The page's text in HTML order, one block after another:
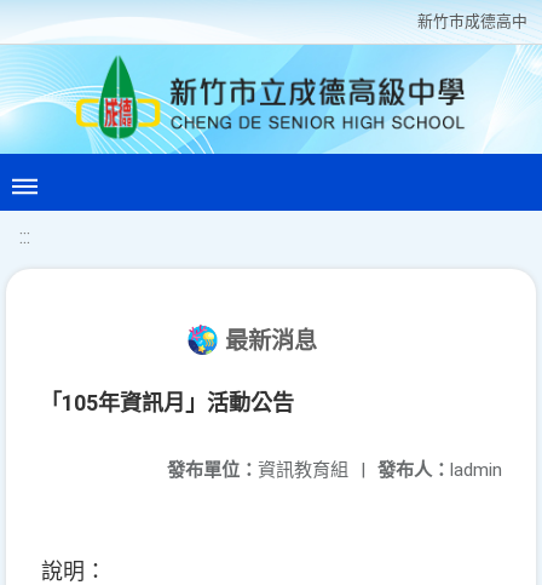
新竹巿成德高中
:::
最新消息
「105年資訊月」活動公告
發布人： ladmin
發布單位： 資訊教育組 |
說明：